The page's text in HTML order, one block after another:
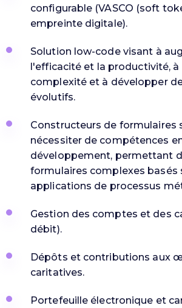
configurable (VASCO (soft
empreinte digitale).
Solution low-code visant à
l'efficacité et la productivité, à
complexité et à développer
évolutifs.
Constructeurs de formulaires
nécessiter de compétences
développement, permettant
formulaires complexes basés
applications de processus
Gestion des comptes et des
débit).
Dépôts et contributions aux
caritatives.
Portefeuille électronique et